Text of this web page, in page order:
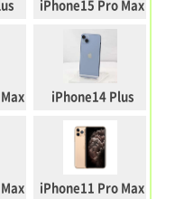
iPhone15 Pro Max
iPhone14 Plus
iPhone11 Pro Max